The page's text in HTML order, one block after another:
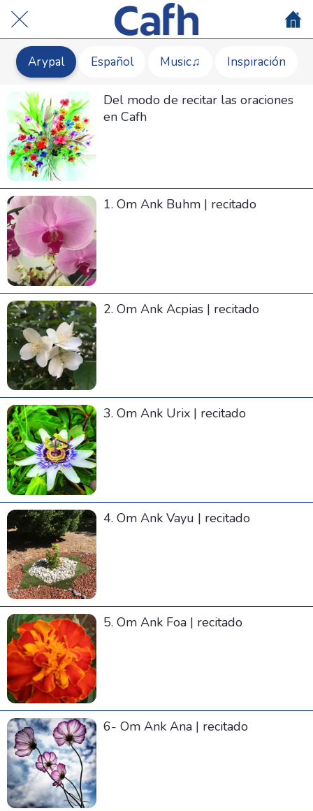
Arypal Español Music♫ Inspiración
Del modo de recitar las oraciones
en Cafh
1. Om Ank Buhm | recitado
2. Om Ank Acpias | recitado
3. Om Ank Urix | recitado
4. Om Ank Vayu | recitado
5. Om Ank Foa | recitado
6- Om Ank Ana | recitado